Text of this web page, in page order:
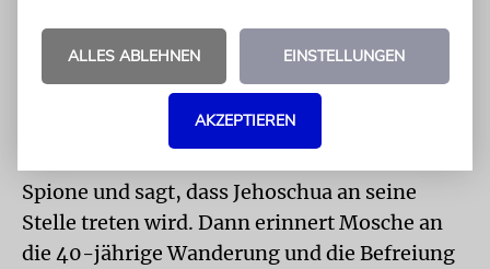
INHALT
Im Wochenabschnitt Dewarim blickt Mosche
kurz vor der Überquerung des Jordans auf die
Wanderung durch die Wüste zurück. Er
Spione und sagt, dass Jehoschua an seine
Stelle treten wird. Dann erinnert Mosche an
die 40-jährige Wanderung und die Befreiung
ALLES ABLEHNEN EINSTELLUNGEN
AKZEPTIEREN